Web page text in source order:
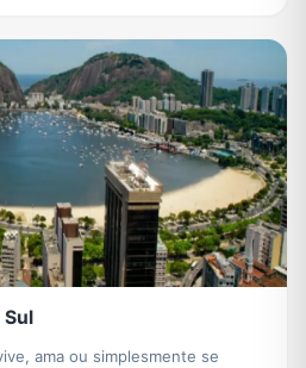
Sul
ama ou simplesmente se